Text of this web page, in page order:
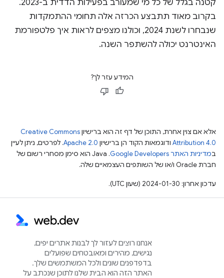
קטנה בגלל של כל מי שמעורב בפעילות הדדית ב-2023.
בקרוב מאוד תתבצע הכרזה אלה תחומי ההתמקדות
שנבחרו לשנת 2024, וכולנו מצפים לראות איך פלטפורמת
האינטרנט יכולה להשתפר השנה.
המידע עזר לך?
אלא אם צוין אחרת, התוכן של דף זה הוא ברישיוןCreative Commons
Attribution 4.0 ודוגמאות הקוד הן ברישיון Apache 2.0. לפרטים, ניתן לעיין
במדיניות האתר Google Developers‏
.‏ Java הוא סימן מסחרי רשום של
חברת Oracle ו/או של השותפים העצמאיים שלה.
עדכון אחרון: 2024-01-30 (שעון UTC).
אנחנו רוצים לעזור לך לבנות אתרים יפים,
נגישים, מהירים ומאובטחים שפועלים
בדפדפנים שונים ולכל המשתמשים שלך.
האתר הזה הוא הבית שלנו לתוכן שנכתב על